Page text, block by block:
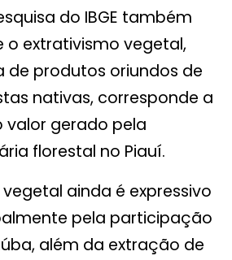
do IBGE também
o extrativismo vegetal,
de produtos oriundos de
nativas, corresponde a
valor gerado pela
florestal no Piauí.
ainda é expressivo
pela participação
além da extração de